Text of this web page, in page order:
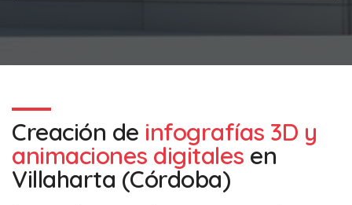
Creación de infografías 3D y
animaciones digitales en
Villaharta (Córdoba)